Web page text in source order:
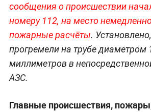
сообщения о происшествии
номеру 112, на место
пожарные расчёты.
прогремели на трубе диаметром
миллиметров в
АЗС.
Главные происшествия,